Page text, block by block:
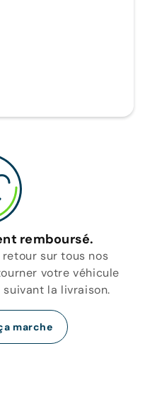
remboursé.
sur tous nos
votre véhicule
la livraison.
marche